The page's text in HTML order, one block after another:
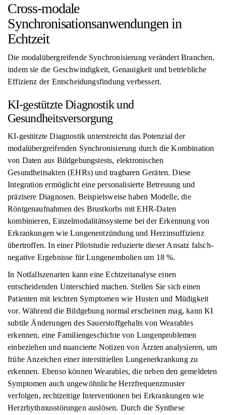
Cross-modale
Synchronisationsanwendungen in
Echtzeit
Die modalübergreifende Synchronisierung verändert Branchen,
indem sie die Geschwindigkeit, Genauigkeit und betriebliche
Effizienz der Entscheidungsfindung verbessert.
KI-gestützte Diagnostik und
Gesundheitsversorgung
KI-gestützte Diagnostik unterstreicht das Potenzial der
modalübergreifenden Synchronisierung durch die Kombination
von Daten aus Bildgebungstests, elektronischen
Gesundheitsakten (EHRs) und tragbaren Geräten. Diese
Integration ermöglicht eine personalisierte Betreuung und
präzisere Diagnosen. Beispielsweise haben Modelle, die
Röntgenaufnahmen des Brustkorbs mit EHR-Daten
kombinieren, Einzelmodalitätssysteme bei der Erkennung von
Erkrankungen wie Lungenentzündung und Herzinsuffizienz
übertroffen. In einer Pilotstudie reduzierte dieser Ansatz falsch-
negative Ergebnisse für Lungenembolien um 18 %.
In Notfallszenarien kann eine Echtzeitanalyse einen
entscheidenden Unterschied machen. Stellen Sie sich einen
Patienten mit leichten Symptomen wie Husten und Müdigkeit
vor. Während die Bildgebung normal erscheinen mag, kann KI
subtile Änderungen des Sauerstoffgehalts von Wearables
erkennen, eine Familiengeschichte von Lungenproblemen
einbeziehen und nuancierte Notizen von Ärzten analysieren, um
frühe Anzeichen einer interstitiellen Lungenerkrankung zu
erkennen. Ebenso können Wearables, die neben den gemeldeten
Symptomen auch ungewöhnliche Herzfrequenzmuster
verfolgen, rechtzeitige Interventionen bei Erkrankungen wie
Herzrhythmusstörungen auslösen. Durch die Synthese